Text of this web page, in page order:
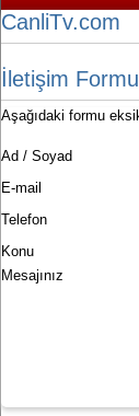
CanliTv.com
İletişim Formu
Aşağıdaki formu
Ad / Soyad
E-mail
Telefon
Konu
Mesajınız